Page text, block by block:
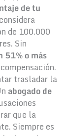
de tu
de 100.000
Sin
51% o más
trasladar la
abogado de
que la
Siempre es